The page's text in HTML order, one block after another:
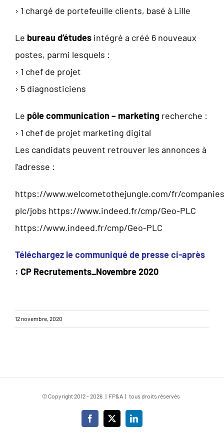
› 1 chargé de portefeuille clients, basé à Lille
Le bureau d’étudesintégré a créé 6 nouveaux
postes, parmi lesquels :
› 1 chef de projet
› 5 diagnosticiens
Le pôle communication – marketingrecherche :
› 1 chef de projet marketing digital
Les candidats peuvent retrouver les annonces à
l’adresse :
https://www.welcometothejungle.com/fr/
plc/jobs https://www.indeed.fr/cmp/Geo-PLC
https://www.indeed.fr/cmp/Geo-PLC
Téléchargez le communiqué de presse ci-après
: CP Recrutements_Novembre 2020
12 novembre, 2020
© Copyright 2012 -2026 | FP&A | tous droits réservés
Facebook
X LinkedIn